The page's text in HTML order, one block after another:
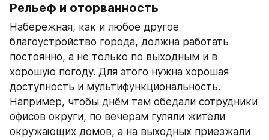
Рельеф и оторванность
Набережная, как и любое другое
благоустройство города, должна работать
постоянно, а не только по выходным и в
хорошую погоду. Для этого нужна хорошая
доступность и мультифункциональность.
Например, чтобы днём там обедали сотрудники
офисов округи, по вечерам гуляли жители
окружающих домов, а на выходных приезжали